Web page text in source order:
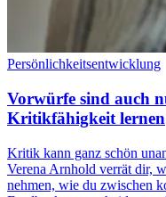
Persönlichkeitsentwicklung
Vorwürfe sind auch
Kritikfähigkeit lernen
Kritik kann ganz schön
Verena Arnhold verrät dir,
nehmen, wie du zwischen